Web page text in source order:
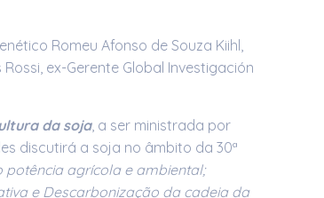
Romeu Afonso de Souza Kiihl,
ex-Gerente Global Investigación
da soja, a ser ministrada por
discutirá a soja no âmbito da 30ª
potência agrícola e ambiental;
e Descarbonização da cadeia da